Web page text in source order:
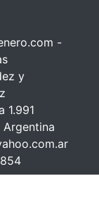
-
y
1.991
Argentina